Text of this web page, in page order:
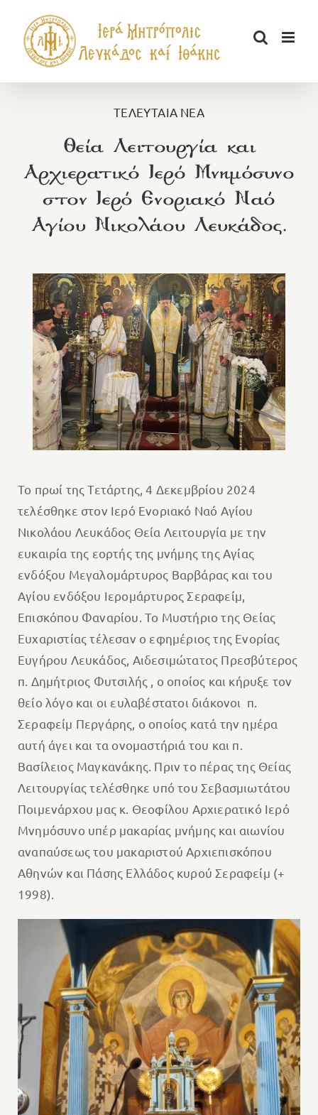
περιεχόμενο
ΤΕΛΕΥΤΑΙΑ ΝΕΑ
Θεία Λειτουργία και
Αρχιερατικό Ιερό Μνημόσυνο
στον Ιερό Ενοριακό Ναό
Αγίου Νικολάου Λευκάδος.
Το πρωί της Τετάρτης, 4 Δεκεμβρίου 2024
τελέσθηκε στον Ιερό Ενοριακό Ναό Αγίου
Νικολάου Λευκάδος Θεία Λειτουργία με την
ευκαιρία της εορτής της μνήμης της Αγίας
ενδόξου Μεγαλομάρτυρος Βαρβάρας και του
Αγίου ενδόξου Ιερομάρτυρος Σεραφείμ,
Επισκόπου Φαναρίου. Το Μυστήριο της Θείας
Ευχαριστίας τέλεσαν ο εφημέριος της Ενορίας
Ευγήρου Λευκάδος, Αιδεσιμώτατος Πρεσβύτερος
π. Δημήτριος Φυτσιλής , ο οποίος και κήρυξε τον
θείο λόγο και οι ευλαβέστατοι διάκονοι π.
Σεραφείμ Περγάρης, ο οποίος κατά την ημέρα
αυτή άγει και τα ονομαστήριά του και π.
Βασίλειος Μαγκανάκης. Πριν το πέρας της Θείας
Λειτουργίας τελέσθηκε υπό του Σεβασμιωτάτου
Ποιμενάρχου μας κ. Θεοφίλου Αρχιερατικό Ιερό
Μνημόσυνο υπέρ μακαρίας μνήμης και αιωνίου
αναπαύσεως του μακαριστού Αρχιεπισκόπου
Αθηνών και Πάσης Ελλάδος κυρού Σεραφείμ (+
1998).